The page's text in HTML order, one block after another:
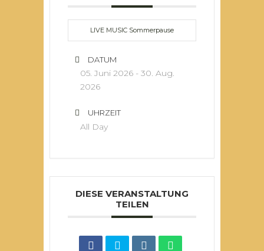
LIVE MUSIC Sommerpause
DATUM
05. Juni 2026 - 30. Aug.
2026
UHRZEIT
All Day
DIESE VERANSTALTUNG
TEILEN